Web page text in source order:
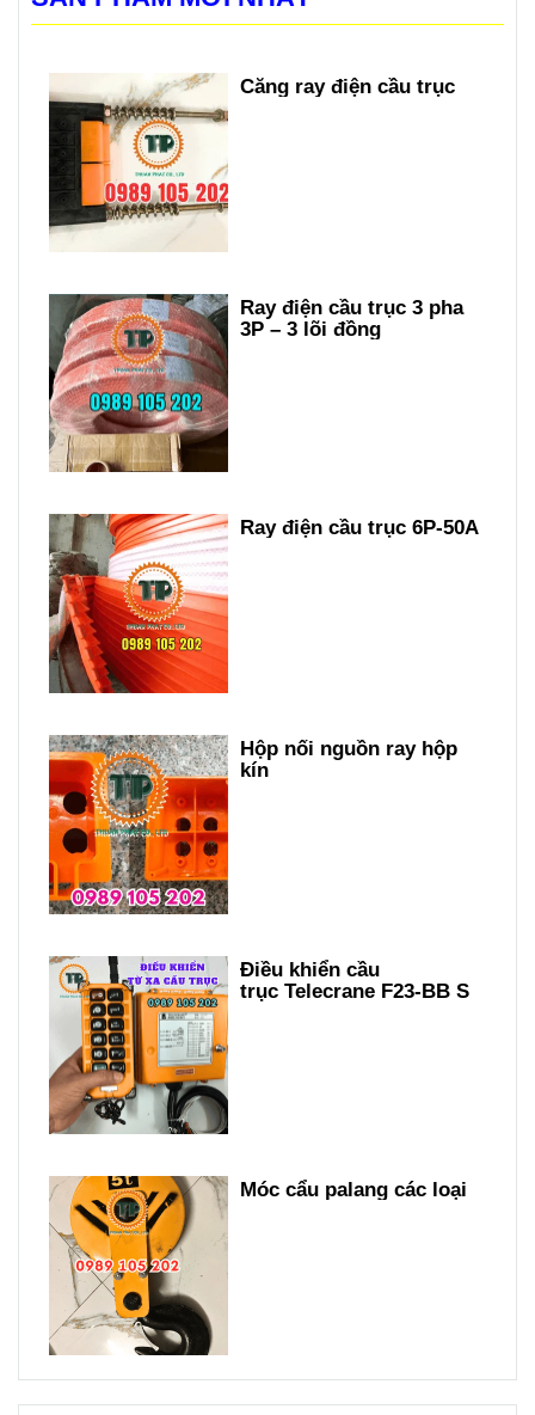
Căng ray điện cầu trục
Ray điện cầu trục 3 pha
3P – 3 lõi đồng
Ray điện cầu trục 6P-50A
Hộp nối nguồn ray hộp
kín
Điều khiển cầu
trục Telecrane F23-BB S
Móc cẩu palang các loại